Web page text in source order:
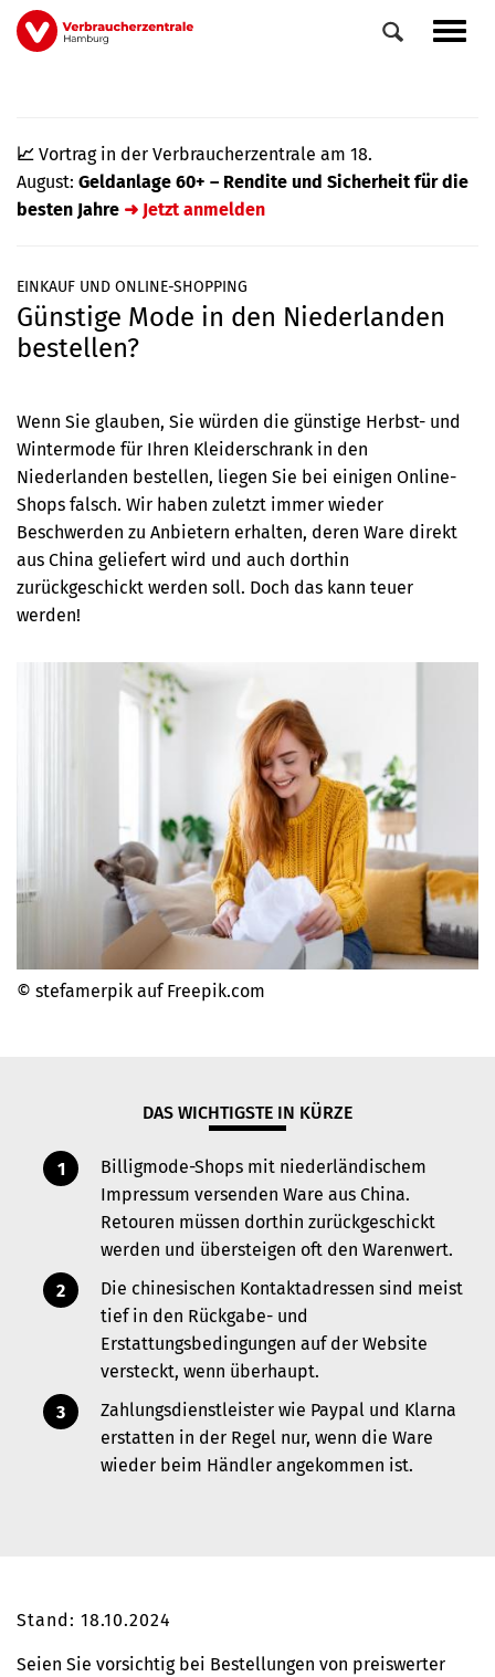
Direkt
zum
📈 Vortrag in der Verbraucherzentrale am 18.
August: Geldanlage 60+ – Rendite und Sicherheit für die
besten Jahre ➜ Jetzt anmelden
Veranstaltungen
0
EINKAUF UND ONLINE-SHOPPING
Günstige Mode in den Niederlanden
bestellen?
Wenn Sie glauben, Sie würden die günstige Herbst- und
Wintermode für Ihren Kleiderschrank in den
Niederlanden bestellen, liegen Sie bei einigen Online-
Shops falsch. Wir haben zuletzt immer wieder
Beschwerden zu Anbietern erhalten, deren Ware direkt
aus China geliefert wird und auch dorthin
zurückgeschickt werden soll. Doch das kann teuer
werden!
© stefamerpik auf Freepik.com
DAS WICHTIGSTE IN KÜRZE
Billigmode-Shops mit niederländischem
Impressum versenden Ware aus China.
Retouren müssen dorthin zurückgeschickt
werden und übersteigen oft den Warenwert.
Die chinesischen Kontaktadressen sind meist
tief in den Rückgabe- und
Erstattungsbedingungen auf der Website
versteckt, wenn überhaupt.
Zahlungsdienstleister wie Paypal und Klarna
erstatten in der Regel nur, wenn die Ware
wieder beim Händler angekommen ist.
Stand: 18.10.2024
Seien Sie vorsichtig bei Bestellungen von preiswerter